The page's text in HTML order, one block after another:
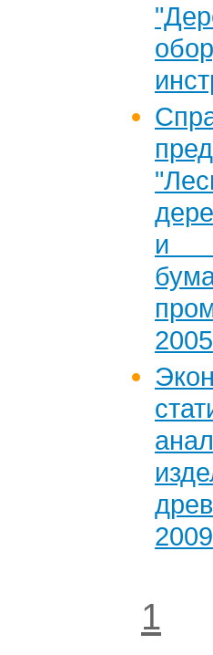
и
1